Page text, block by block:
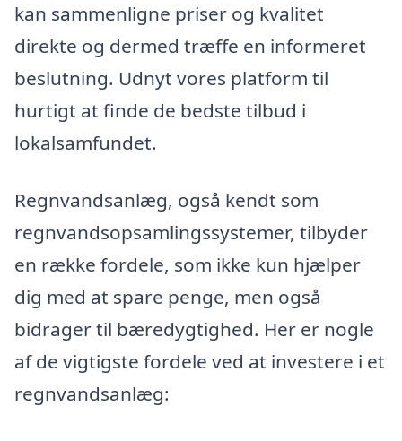
kan sammenligne priser og kvalitet
direkte og dermed træffe en informeret
beslutning. Udnyt vores platform til
hurtigt at finde de bedste tilbud i
lokalsamfundet.
Regnvandsanlæg, også kendt som
regnvandsopsamlingssystemer, tilbyder
en række fordele, som ikke kun hjælper
dig med at spare penge, men også
bidrager til bæredygtighed. Her er nogle
af de vigtigste fordele ved at investere i et
regnvandsanlæg: